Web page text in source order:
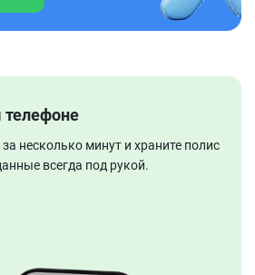
несколько минут и храните полис
всегда под рукой.